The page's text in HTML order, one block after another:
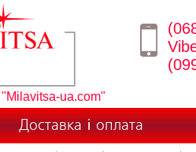
"Milavitsa-ua.com"
Доставка і оплата